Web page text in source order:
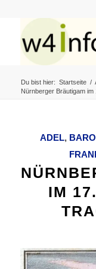
Du bist hier: Startseite /
Nürnberger Bräutigam
ADEL,
IM